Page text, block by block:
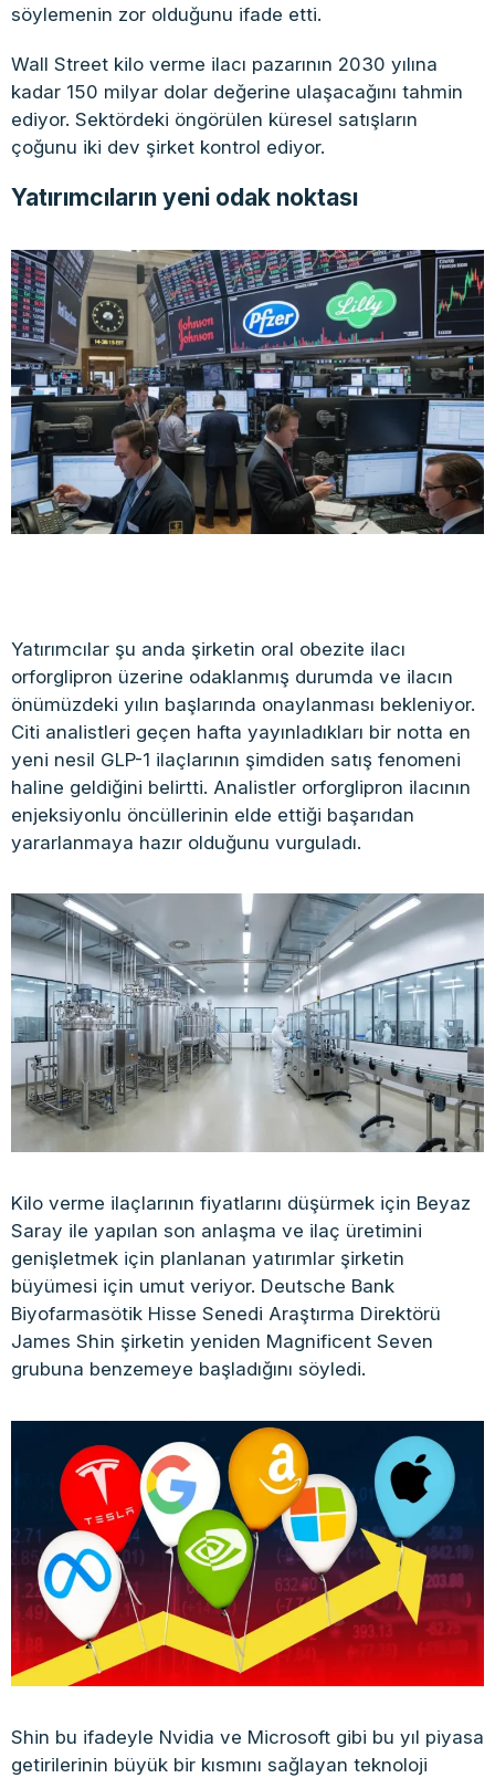
söylemenin zor olduğunu ifade etti.
Wall Street kilo verme ilacı pazarının 2030 yılına
kadar 150 milyar dolar değerine ulaşacağını tahmin
ediyor. Sektördeki öngörülen küresel satışların
çoğunu iki dev şirket kontrol ediyor.
Yatırımcıların yeni odak noktası
Yatırımcılar şu anda şirketin oral obezite ilacı
orforglipron üzerine odaklanmış durumda ve ilacın
önümüzdeki yılın başlarında onaylanması bekleniyor.
Citi analistleri geçen hafta yayınladıkları bir notta en
yeni nesil GLP-1 ilaçlarının şimdiden satış fenomeni
haline geldiğini belirtti. Analistler orforglipron ilacının
enjeksiyonlu öncüllerinin elde ettiği başarıdan
yararlanmaya hazır olduğunu vurguladı.
Kilo verme ilaçlarının fiyatlarını düşürmek için Beyaz
Saray ile yapılan son anlaşma ve ilaç üretimini
genişletmek için planlanan yatırımlar şirketin
büyümesi için umut veriyor. Deutsche Bank
Biyofarmasötik Hisse Senedi Araştırma Direktörü
James Shin şirketin yeniden Magnificent Seven
grubuna benzemeye başladığını söyledi.
Shin bu ifadeyle Nvidia ve Microsoft gibi bu yıl piyasa
getirilerinin büyük bir kısmını sağlayan teknoloji